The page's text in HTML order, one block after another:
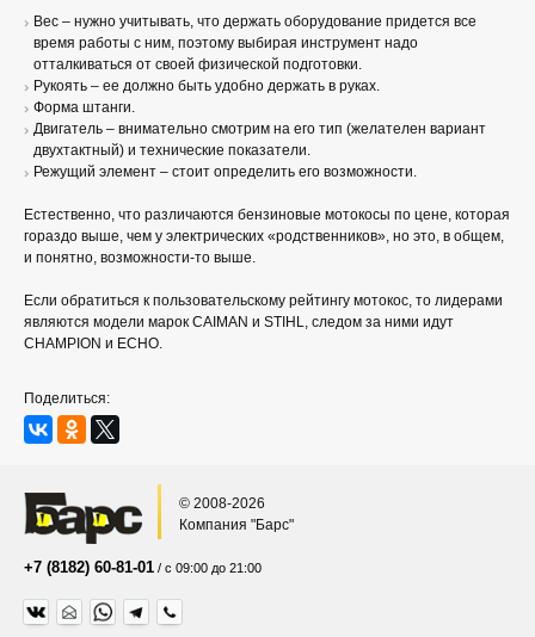
Вес – нужно учитывать, что держать оборудование придется все
время работы с ним, поэтому выбирая инструмент надо
отталкиваться от своей физической подготовки.
Рукоять – ее должно быть удобно держать в руках.
Форма штанги.
Двигатель – внимательно смотрим на его тип (желателен вариант
двухтактный) и технические показатели.
Режущий элемент – стоит определить его возможности.
Естественно, что различаются бензиновые мотокосы по цене, которая
гораздо выше, чем у электрических «родственников», но это, в общем,
и понятно, возможности-то выше.
Если обратиться к пользовательскому рейтингу мотокос, то лидерами
являются модели марок CAIMAN и STIHL, следом за ними идут
CHAMPION и ECHO.
Поделиться:
© 2008-2026
Компания "Барс"
+7 (8182) 60-81-01 / с 09:00 до 21:00